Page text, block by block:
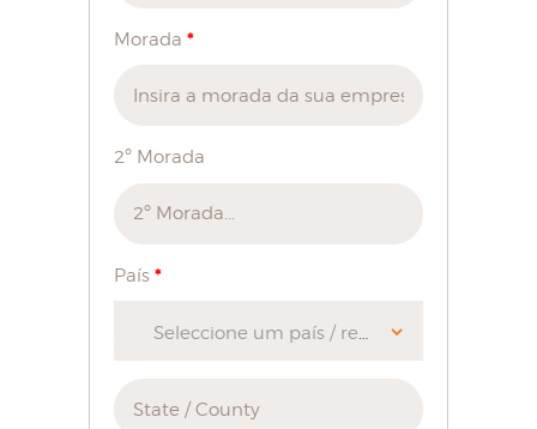
Morada *
2º Morada
País *
Seleccione um país / região…